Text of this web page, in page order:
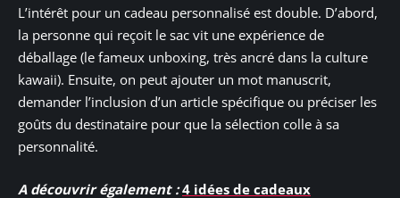
L’intérêt pour un cadeau personnalisé est double. D’abord,
la personne qui reçoit le sac vit une expérience de
déballage (le fameux unboxing, très ancré dans la culture
kawaii). Ensuite, on peut ajouter un mot manuscrit,
demander l’inclusion d’un article spécifique ou préciser les
goûts du destinataire pour que la sélection colle à sa
personnalité.
A découvrir également : 4 idées de cadeaux